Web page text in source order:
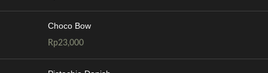
Choco Bow
Rp23,000